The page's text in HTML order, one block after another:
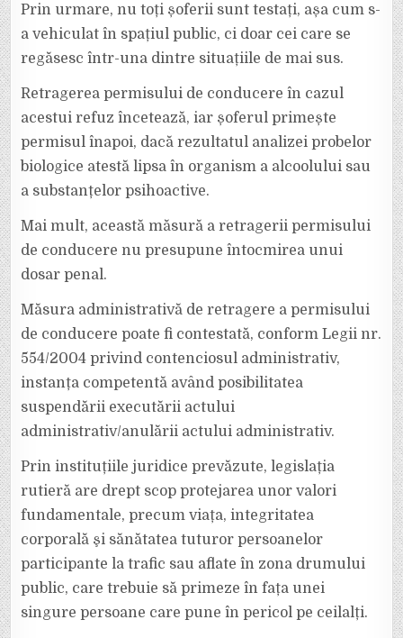
Prin urmare, nu toți șoferii sunt testați, așa cum s-
a vehiculat în spațiul public, ci doar cei care se
regăsesc într-una dintre situațiile de mai sus.
Retragerea permisului de conducere în cazul
acestui refuz încetează, iar șoferul primește
permisul înapoi, dacă rezultatul analizei probelor
biologice atestă lipsa în organism a alcoolului sau
a substanțelor psihoactive.
Mai mult, această măsură a retragerii permisului
de conducere nu presupune întocmirea unui
dosar penal.
Măsura administrativă de retragere a permisului
de conducere poate fi contestată, conform Legii nr.
554/2004 privind contenciosul administrativ,
instanța competentă având posibilitatea
suspendării executării actului
administrativ/anulării actului administrativ.
Prin instituțiile juridice prevăzute, legislația
rutieră are drept scop protejarea unor valori
fundamentale, precum viața, integritatea
corporală şi sănătatea tuturor persoanelor
participante la trafic sau aflate în zona drumului
public, care trebuie să primeze în fața unei
singure persoane care pune în pericol pe ceilalți.